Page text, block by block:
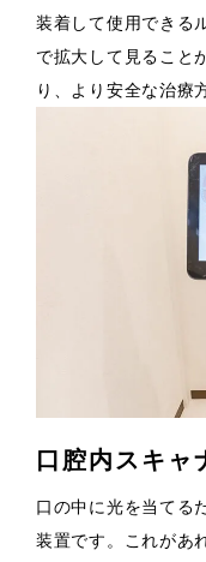
装着して使用できる
で拡大して見ること
り、より安全な治療
口腔内スキャ
口の中に光を当てる
装置です。これがあ